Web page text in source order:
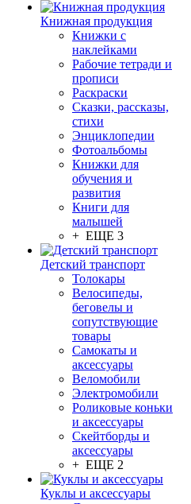
Книжная продукция
Книжки с
наклейками
Рабочие тетради и
прописи
Раскраски
Сказки, рассказы,
стихи
Энциклопедии
Фотоальбомы
Книжки для
обучения и
развития
Книги для
малышей
+ ЕЩЕ 3
Детский транспорт
Толокары
Велосипеды,
беговелы и
сопутствующие
товары
Самокаты и
аксессуары
Веломобили
Электромобили
Роликовые коньки
и аксессуары
Скейтборды и
аксессуары
+ ЕЩЕ 2
Куклы и аксессуары